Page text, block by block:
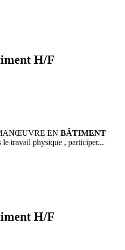
H/F
EN BÂTIMENT
travail physique ️, participer...
H/F